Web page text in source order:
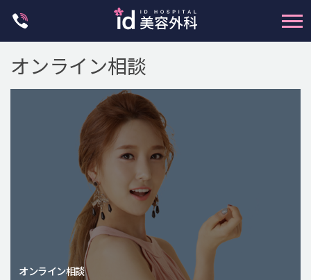
脂肪注入(アンチエイジング)
オンライン相談
オンライン相談